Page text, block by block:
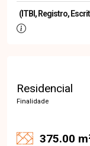
(ITBI, Registro,
Residencial
Finalidade
375.00